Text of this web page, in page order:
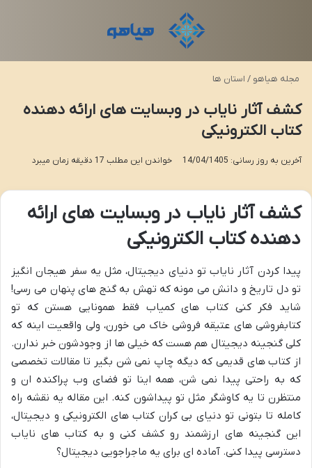
مجله هیاهو / استان ها
کشف آثار نایاب در وبسایت های ارائه دهنده
کتاب الکترونیکی
آخرین به روز رسانی: 14/04/1405 خواندن این مطلب 17 دقیقه زمان میبرد
کشف آثار نایاب در وبسایت های ارائه
دهنده کتاب الکترونیکی
پیدا کردن آثار نایاب تو دنیای دیجیتال، مثل یه سفر هیجان انگیز
تو دل تاریخ و دانش می مونه که تهش به گنج های پنهان می رسی!
شاید فکر کنی کتاب های کمیاب فقط همونایی هستن که تو
کتابفروشی های عتیقه فروشی خاک می خورن، ولی واقعیت اینه که
کلی گنجینه دیجیتال هم هست که خیلی ها از وجودشون خبر ندارن.
از کتاب های قدیمی که دیگه چاپ نمی شن بگیر تا مقالات تخصصی
که به راحتی پیدا نمی شن، همه اینا تو فضای وب پراکنده ان و
منتظرن تا یه کاوشگر مثل تو پیداشون کنه. این مقاله یه نقشه راه
کامله تا بتونی تو دنیای بی کران کتاب های الکترونیکی و دیجیتال،
این گنجینه های ارزشمند رو کشف کنی و به کتاب های نایاب
دسترسی پیدا کنی. آماده ای برای یه ماجراجویی دیجیتال؟